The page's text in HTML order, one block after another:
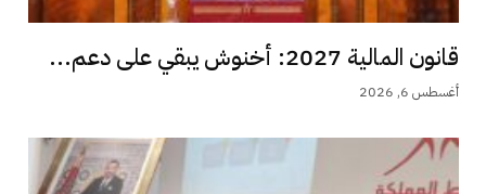
قانون المالية 2027: أخنوش يبقي على دعم...
أغسطس 6, 2026